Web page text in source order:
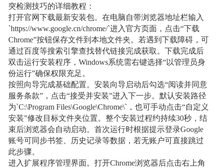
突检测技巧的详细教程：
打开官网下载最新安装包。在电脑自带浏览器地址栏输入
`https://www.google.cn/chrome/`进入官方页面，点击“下载
Chrome”按钮保存文件到本地文件夹。若遇到下载障碍，可
通过百度等搜索引擎查找替代链接完成获取。下载完成后
双击运行安装程序，Windows系统需右键选择“以管理员身
份运行”确保权限充足。
按照向导完成基础配置。安装向导启动后勾选“阅读并同意
服务条款”，点击“接受并安装”进入下一步。默认安装路径
为`C:\Program Files\Google\Chrome\`，也可手动点击“自定义
安装”修改目标文件夹位置。整个安装过程约持续30秒，结
束后浏览器会自动启动。首次运行时根据提示登录Google
账号可同步书签、历史记录等数据，若无账户可直接跳过
此步骤。
进入扩展程序管理界面。打开Chrome浏览器后点击右上角